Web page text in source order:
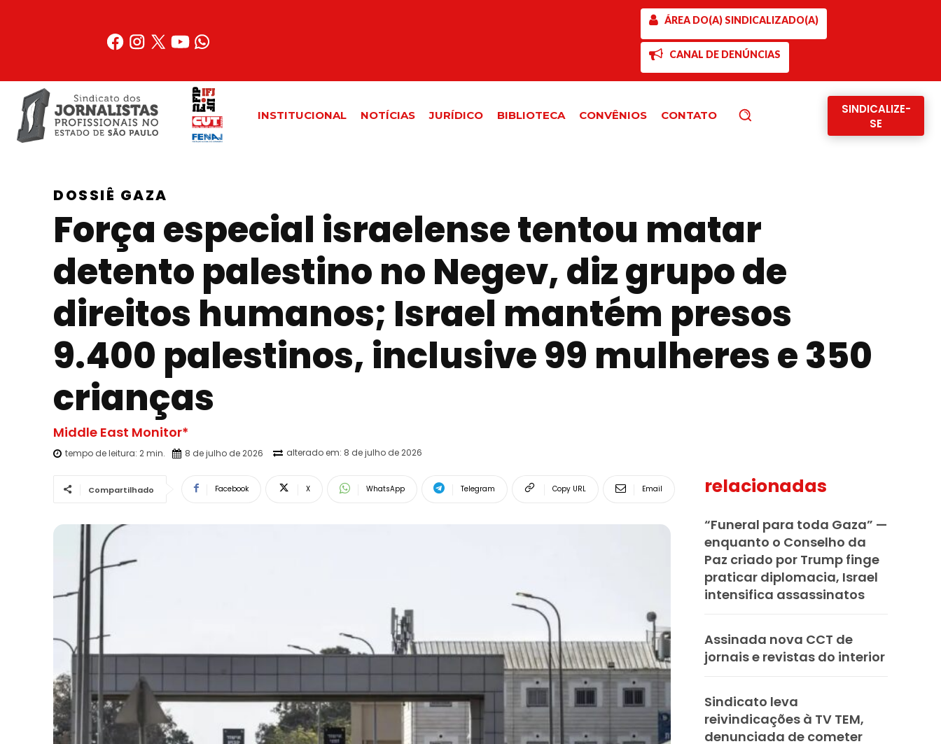
ÁREA DO(A) SINDICALIZADO(A)
CANAL DE DENÚNCIAS
INSTITUCIONAL NOTÍCIAS JURÍDICO BIBLIOTECA CONVÊNIOS CONTATO
SINDICALIZE-
SE
DOSSIÊ GAZA
Força especial israelense tentou matar
detento palestino no Negev, diz grupo de
direitos humanos; Israel mantém presos
9.400 palestinos, inclusive 99 mulheres e 350
crianças
Middle East Monitor*
tempo de leitura: 2min. 8 de julho de 2026 alterado em: 8 de julho de 2026
Compartilhado Facebook X WhatsApp Telegram Copy URL Email relacionadas
“Funeral para toda Gaza” —
enquanto o Conselho da
Paz criado por Trump finge
praticar diplomacia, Israel
intensifica assassinatos
Assinada nova CCT de
jornais e revistas do interior
Sindicato leva
reivindicações à TV TEM,
denunciada de cometer